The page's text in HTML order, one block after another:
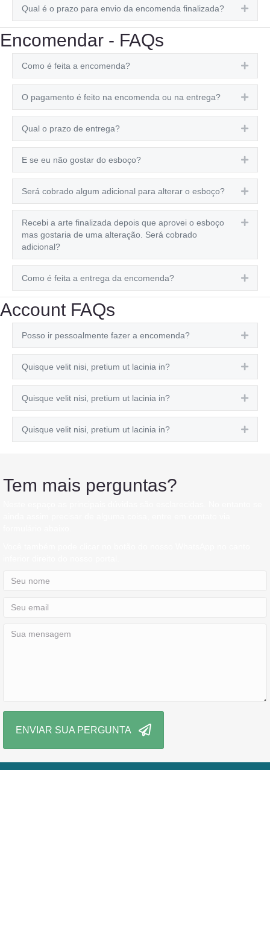
Qual é o prazo para envio da encomenda finalizada?
Encomendar - FAQs
Como é feita a encomenda?
O pagamento é feito na encomenda ou na entrega?
Qual o prazo de entrega?
E se eu não gostar do esboço?
Será cobrado algum adicional para alterar o esboço?
Recebi a arte finalizada depois que aprovei o esboço
mas gostaria de uma alteração. Será cobrado
adicional?
Como é feita a entrega da encomenda?
Account FAQs
Posso ir pessoalmente fazer a encomenda?
Quisque velit nisi, pretium ut lacinia in?
Quisque velit nisi, pretium ut lacinia in?
Quisque velit nisi, pretium ut lacinia in?
Tem mais perguntas?
ENVIAR SUA PERGUNTA